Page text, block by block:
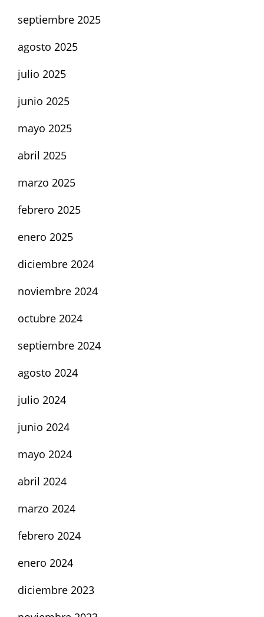
septiembre 2025
agosto 2025
julio 2025
junio 2025
mayo 2025
abril 2025
marzo 2025
febrero 2025
enero 2025
diciembre 2024
noviembre 2024
octubre 2024
septiembre 2024
agosto 2024
julio 2024
junio 2024
mayo 2024
abril 2024
marzo 2024
febrero 2024
enero 2024
diciembre 2023